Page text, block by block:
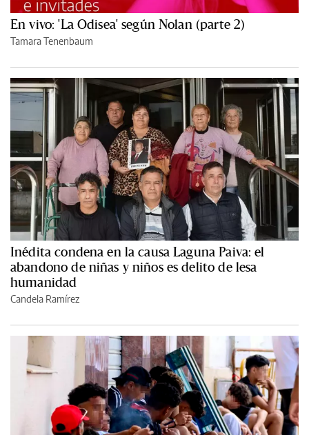
En vivo: 'La Odisea' según Nolan (parte 2)
Tamara Tenenbaum
Inédita condena en la causa Laguna Paiva: el
abandono de niñas y niños es delito de lesa
humanidad
Candela Ramírez